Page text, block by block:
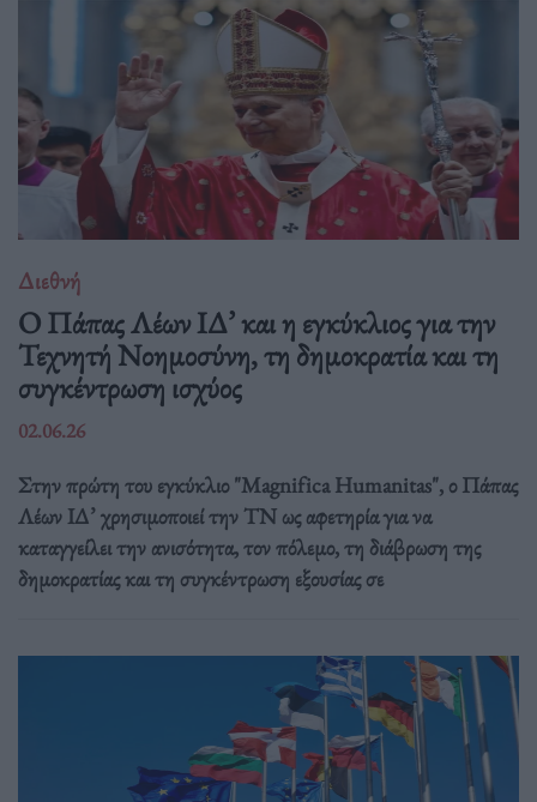
Διεθνή
Ο Πάπας Λέων ΙΔ’ και η εγκύκλιος για την
Τεχνητή Νοημοσύνη, τη δημοκρατία και τη
συγκέντρωση ισχύος
02.06.26
Στην πρώτη του εγκύκλιο "Magnifica Humanitas", ο Πάπας
Λέων ΙΔ’ χρησιμοποιεί την ΤΝ ως αφετηρία για να
καταγγείλει την ανισότητα, τον πόλεμο, τη διάβρωση της
δημοκρατίας και τη συγκέντρωση εξουσίας σε